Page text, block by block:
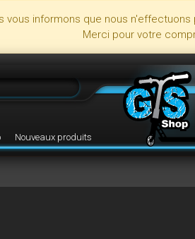
vous informons que nous n'effectuons
Merci pour votre
Nouveaux produits